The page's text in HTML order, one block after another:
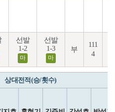
선발
1-2
마
선발
1-3
마
부
111
4
상대전적(승/횟수)